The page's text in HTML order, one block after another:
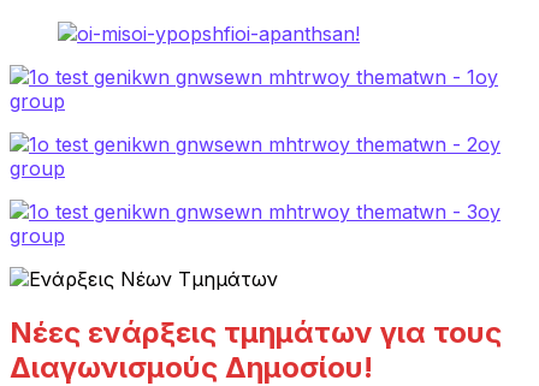
Νέες ενάρξεις τμημάτων για τους
Διαγωνισμούς Δημοσίου!